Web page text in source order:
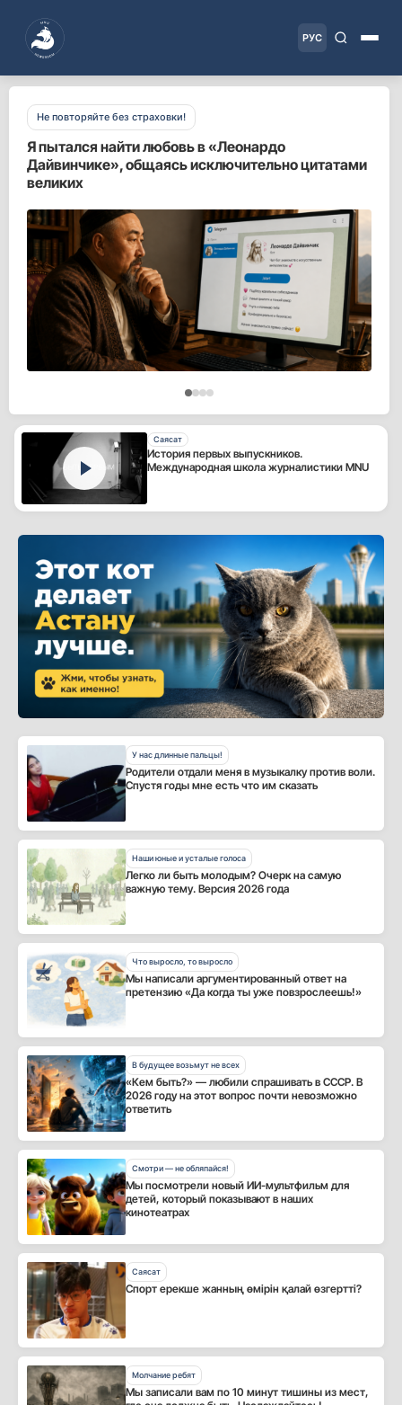
РУС
Доктор, у меня тут это
Как аллергия в мире и Казахстане превратилась
в новую эпидемию
Саясат
История первых выпускников.
Международная школа журналистики MNU
У нас длинные пальцы!
Родители отдали меня в музыкалку против воли.
Спустя годы мне есть что им сказать
Наши юные и усталые голоса
Легко ли быть молодым? Очерк на самую
важную тему. Версия 2026 года
Что выросло, то выросло
Мы написали аргументированный ответ на
претензию «Да когда ты уже повзрослеешь!»
В будущее возьмут не всех
«Кем быть?» — любили спрашивать в СССР. В
2026 году на этот вопрос почти невозможно
ответить
Смотри — не обляпайся!
Мы посмотрели новый ИИ-мультфильм для
детей, который показывают в наших
кинотеатрах
Саясат
Спорт ерекше жанның өмірін қалай өзгертті?
Молчание ребят
Мы записали вам по 10 минут тишины из мест,